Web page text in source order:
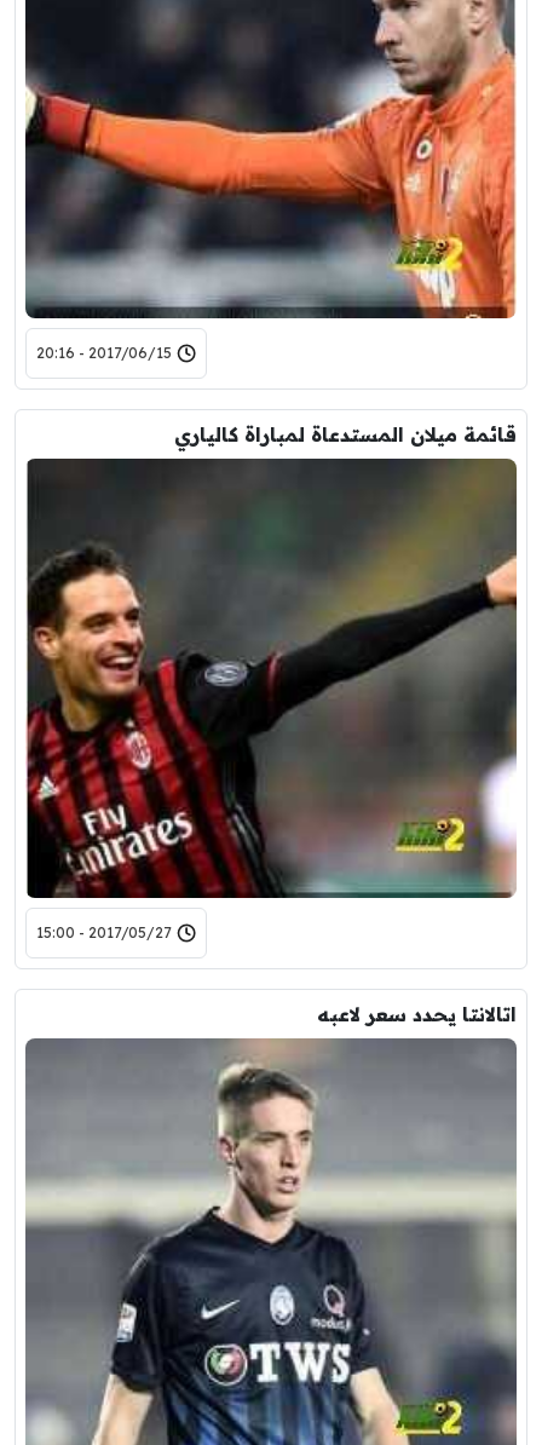
2017/06/15 - 20:16
قائمة ميلان المستدعاة لمباراة كالياري
2017/05/27 - 15:00
اتالانتا يحدد سعر لاعبه